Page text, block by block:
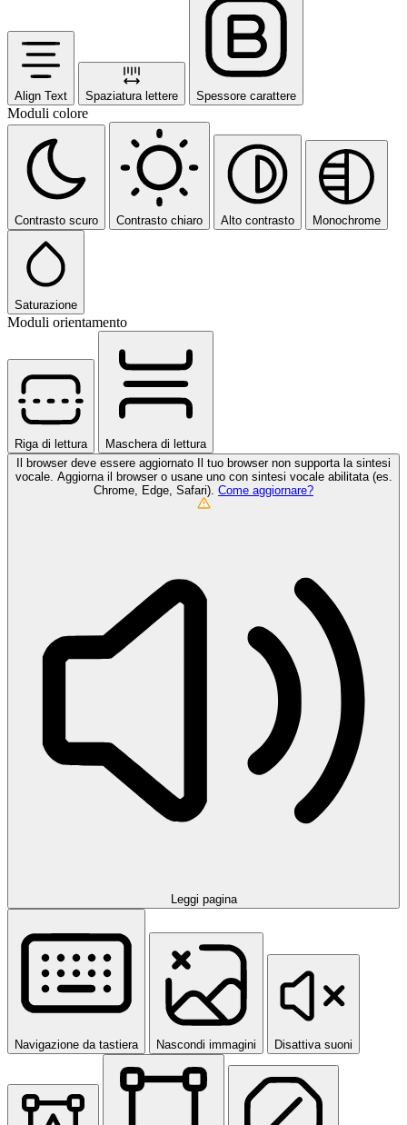
Align Text Spaziatura lettere Spessore carattere
Moduli colore
Contrasto scuro Contrasto chiaro Alto contrasto Monochrome
Saturazione
Moduli orientamento
Riga di lettura
Maschera di lettura
Il browser deve essere aggiornato
Il tuo browser non supporta la sintesi
vocale. Aggiorna il browser o usane uno con sintesi vocale abilitata (es.
Chrome, Edge, Safari). Come aggiornare?
Leggi pagina
Navigazione da tastiera Nascondi immagini Disattiva suoni